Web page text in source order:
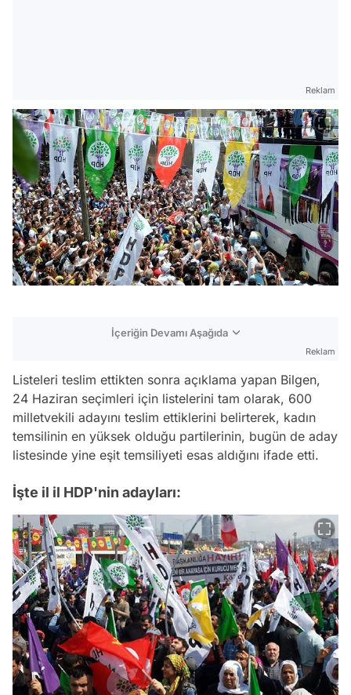
Reklam
İçeriğin Devamı Aşağıda
Reklam
Listeleri teslim ettikten sonra açıklama yapan Bilgen,
24 Haziran seçimleri için listelerini tam olarak, 600
milletvekili adayını teslim ettiklerini belirterek, kadın
temsilinin en yüksek olduğu partilerinin, bugün de aday
listesinde yine eşit temsiliyeti esas aldığını ifade etti.
İşte il il HDP'nin adayları: